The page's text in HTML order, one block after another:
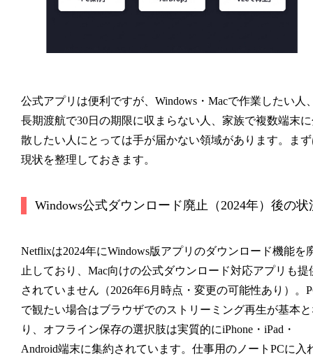
公式アプリは便利ですが、Windows・Macで作業したい人
長期渡航で30日の期限に収まらない人、家族で複数端末
散したい人にとっては手が届かない領域があります。ま
現状を整理しておきます。
Windows公式ダウンロード廃止（2024年）後の状
Netflixは2024年にWindows版アプリのダウンロード機能を
止しており、Mac向けの公式ダウンロード対応アプリも提
されていません（2026年6月時点・変更の可能性あり）。
で観たい場合はブラウザでのストリーミング再生が基本
り、オフライン保存の選択肢は実質的にiPhone・iPad・
Android端末に集約されています。仕事用のノートPCに入